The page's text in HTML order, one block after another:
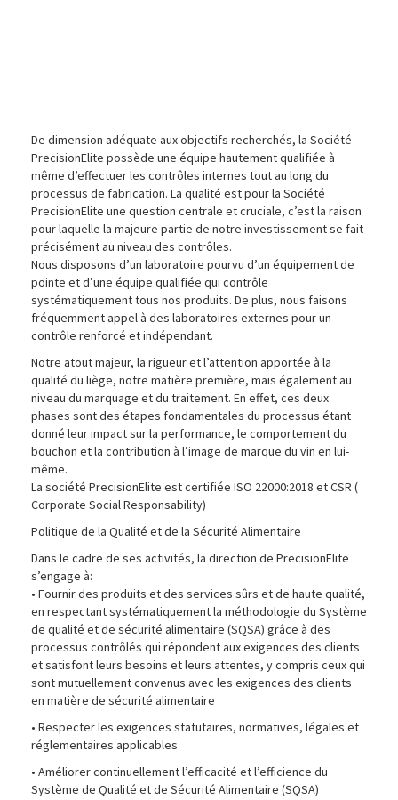
De dimension adéquate aux objectifs recherchés, la Société
PrecisionElite possède une équipe hautement qualifiée à
même d’effectuer les contrôles internes tout au long du
processus de fabrication. La qualité est pour la Société
PrecisionElite une question centrale et cruciale, c’est la raison
pour laquelle la majeure partie de notre investissement se fait
précisément au niveau des contrôles.
Nous disposons d’un laboratoire pourvu d’un équipement de
pointe et d’une équipe qualifiée qui contrôle
systématiquement tous nos produits. De plus, nous faisons
fréquemment appel à des laboratoires externes pour un
contrôle renforcé et indépendant.
Notre atout majeur, la rigueur et l’attention apportée à la
qualité du liège, notre matière première, mais également au
niveau du marquage et du traitement. En effet, ces deux
phases sont des étapes fondamentales du processus étant
donné leur impact sur la performance, le comportement du
bouchon et la contribution à l’image de marque du vin en lui-
même.
La société PrecisionElite est certifiée ISO 22000:2018 et CSR (
Corporate Social Responsability)
Politique de la Qualité et de la Sécurité Alimentaire
Dans le cadre de ses activités, la direction de PrecisionElite
s’engage à:
• Fournir des produits et des services sûrs et de haute qualité,
en respectant systématiquement la méthodologie du Système
de qualité et de sécurité alimentaire (SQSA) grâce à des
processus contrôlés qui répondent aux exigences des clients
et satisfont leurs besoins et leurs attentes, y compris ceux qui
sont mutuellement convenus avec les exigences des clients
en matière de sécurité alimentaire
• Respecter les exigences statutaires, normatives, légales et
réglementaires applicables
• Améliorer continuellement l’efficacité et l’efficience du
Système de Qualité et de Sécurité Alimentaire (SQSA)